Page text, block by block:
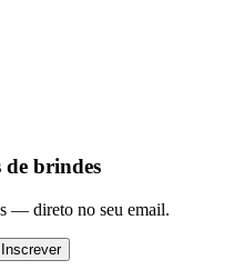
de brindes
— direto no seu email.
Inscrever